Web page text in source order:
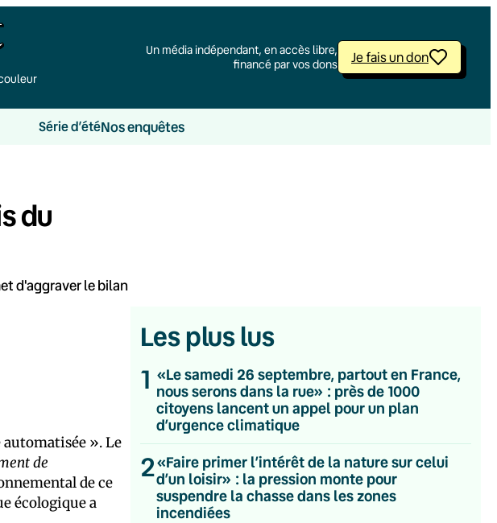
Un média indépendant, en accès libre,
financé par vos dons
Je fais un don
Série d’étéNos enquêtes
du
d'aggraver le bilan
». Le
de
de ce
écologique a
Les plus lus
1 «Le samedi 26 septembre, partout en France,
nous serons dans la rue» : près de 1000
citoyens lancent un appel pour un plan
d’urgence climatique
2«Faire primer l’intérêt de la nature sur celui
d’un loisir» : la pression monte pour
suspendre la chasse dans les zones
incendiées